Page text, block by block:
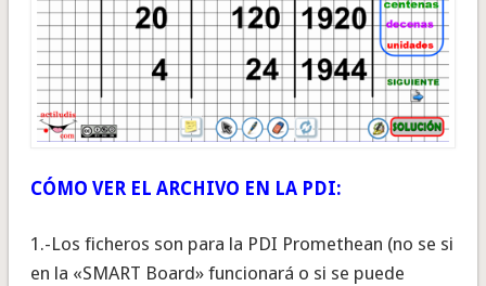
CÓMO VER EL ARCHIVO EN LA PDI:
1.-Los ficheros son para la PDI Promethean (no se si
en la «SMART Board» funcionará o si se puede